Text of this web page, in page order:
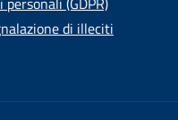
di illeciti